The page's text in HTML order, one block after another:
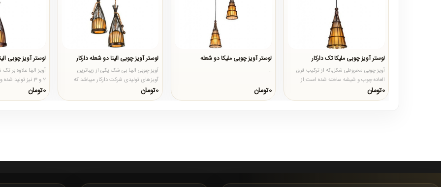
لوستر آویز چوبی ملیکا تک دارکار
آویز چوبی مخروطی شکل،که از ترکیب فرق
العاده چوب و شیشه ساخته شده است.از
محصولات چوبی بیشتر در خانه ه..
0تومان
لوستر آویز چوبی ملیکا دو شعله
..
0تومان
لوستر آویز چوبی الینا دو شعله دارکار
آویز چوبی الینا بی شک یکی از زیباترین
آویزهای تولیدی شرکت دارکار میباشد که
طراحی و ظرافت بی نظیری در..
0تومان
لوستر آویز چوبی
آویز الینا علاوه بر
2 و 3 نیز تولید
دیواری تکی هم دار..
0تومان